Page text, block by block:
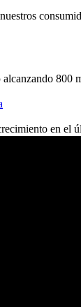
en el